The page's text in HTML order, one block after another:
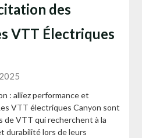
des
VTT Électriques
: alliez performance et
VTT électriques Canyon sont
de VTT qui recherchent à la
durabilité lors de leurs